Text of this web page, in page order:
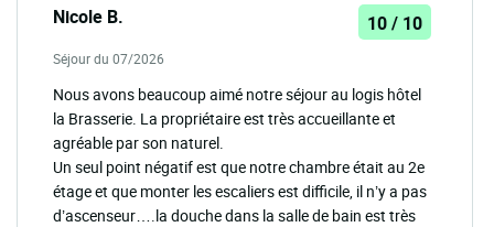
Nicole B. 10 / 10
Séjour du 07/2026
Nous avons beaucoup aimé notre séjour au logis hôtel
la Brasserie. La propriétaire est très accueillante et
agréable par son naturel.
Un seul point négatif est que notre chambre était au 2e
étage et que monter les escaliers est difficile, il n’y a pas
d’ascenseur….la douche dans la salle de bain est très